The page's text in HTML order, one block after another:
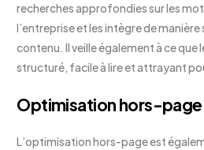
recherches approfondies sur les
l’entreprise et les intègre de
contenu. Il veille également à ce que
structuré, facile à lire et attrayant
Optimisation hors-page
L’optimisation hors-page est